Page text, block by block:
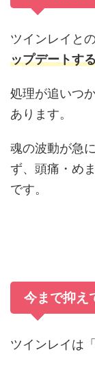
ツインレイと
ップデートす
処理が追いつ
あります。
魂の波動が急
ず、頭痛・め
です。
今まで抑え
ツインレイは